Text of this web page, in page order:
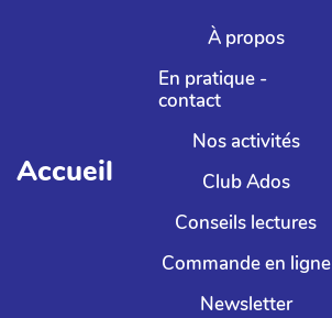
Aller au contenu principal
Accueil
À propos
En pratique -
contact
Nos activités
Club Ados
Conseils lectures
Commande en ligne
Newsletter